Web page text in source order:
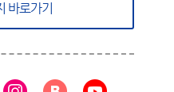
바로가기